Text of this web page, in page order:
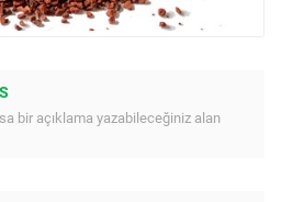
bir açıklama yazabileceğiniz alan